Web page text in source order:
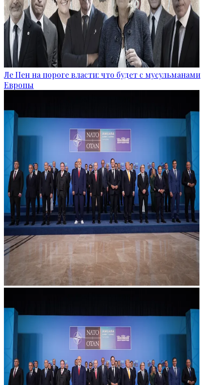
Ле Пен на пороге власти: что будет с мусульманами
Европы